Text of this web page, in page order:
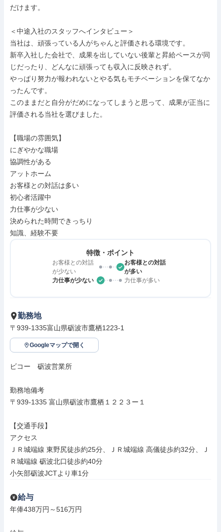
だけます。
＜中途入社のスタッフへインタビュー＞
当社は、頑張っている人がちゃんと評価される環境です。
新卒入社した会社で、成果を出していない後輩と昇給ペースが同
じだったり、どんなに頑張っても収入に反映されず。
やっぱり努力が報われないとやる気もモチベーションを保てなか
ったんです。
このままだと自分がだめになってしまうと思って、成果が正当に
評価される当社を選びました。
【職場の雰囲気】
にぎやかな職場
協調性がある
アットホーム
お客様との対話は多い
初心者活躍中
力仕事が少ない
決められた時間できっちり
知識、経験不要
特徴・ポイント
お客様との対話
が少ない
お客様との対話
が多い
力仕事が少ない
力仕事が多い
勤務地
〒939-1335富山県砺波市鷹栖1223-1
Googleマップで開く
ビコー　砺波営業所
勤務地備考
〒939-1335 富山県砺波市鷹栖１２２３ー１
【交通手段】
アクセス
ＪＲ城端線 東野尻徒歩約25分、ＪＲ城端線 高儀徒歩約32分、Ｊ
Ｒ城端線 砺波北口徒歩約40分
小矢部砺波JCTより車1分
給与
年俸438万円～516万円